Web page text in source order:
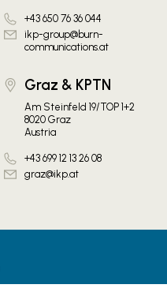
+43 650 76 36 044
ikp-group@burn-
communications.at
Graz & KPTN
Am Steinfeld 19/TOP 1+2
8020 Graz
Austria
+43 699 12 13 26 08
graz@ikp.at